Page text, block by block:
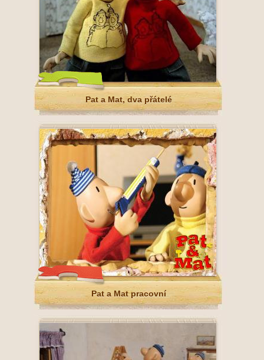
Pat a Mat, dva přátelé
Pat a Mat pracovní